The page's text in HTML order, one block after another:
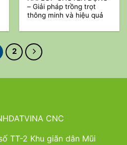
– Giải pháp trồng trọt
thông minh và hiệu quả
2
CNC
TT-2 Khu giãn dân Mũi